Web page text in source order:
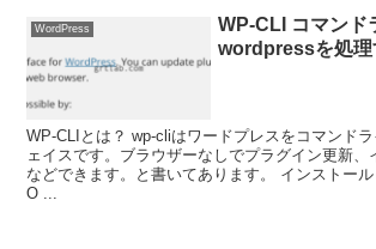
WordPress
WP-CLI コマンド
wordpressを処理
WP-CLIとは？ wp-cliはワードプレスをコマンド
ェイスです。ブラウザーなしでプラグイン更新、
などできます。と書いてあります。 インストー
O ...